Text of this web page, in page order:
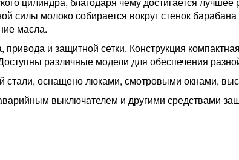
силы молоко собирается вокруг стенок
масла.
и защитной сетки. Конструкция
различные модели для обеспечения
стали, оснащено люками, смотровыми окнами,
выключателем и другими средствами